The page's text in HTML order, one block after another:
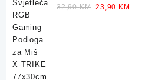
TRIKE 77x30cm
32,90KM Original
23,90 KM